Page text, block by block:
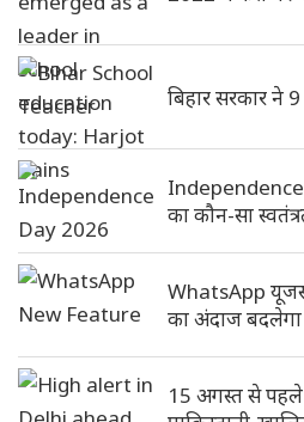
बिहार सरकार ने
Independence
का कौन-सा
WhatsApp
का अंदाज
15 अगस्त से पहले